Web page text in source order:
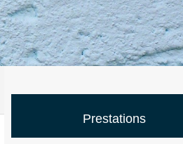
Prestations